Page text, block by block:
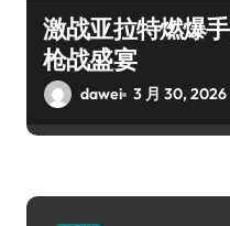
激战亚拉特燃爆
枪战盛宴
dawei 3 月 30, 2026